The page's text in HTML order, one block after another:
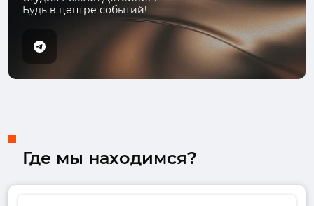
Будь в центре событий!
Где мы находимся?